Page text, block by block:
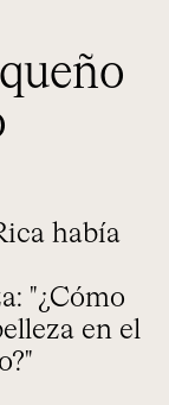
"¿Cómo
en el